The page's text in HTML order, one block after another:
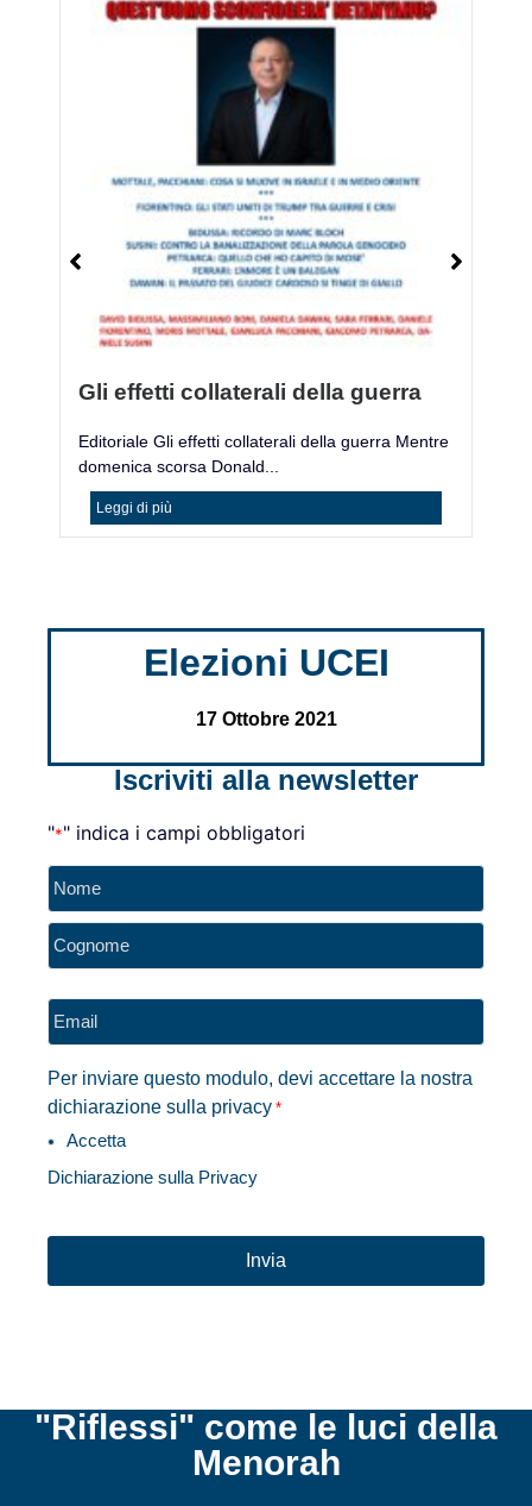
Gli effetti collaterali della guerra
Editoriale Gli effetti collaterali della guerra Mentre
domenica scorsa Donald...
Leggi di più
Elezioni UCEI
17 Ottobre 2021
Iscriviti alla newsletter
"*" indica i campi obbligatori
Nome
*
Email
*
Per inviare questo modulo, devi accettare la nostra
dichiarazione sulla privacy *
Accetta
Dichiarazione sulla Privacy
"Riflessi" come le luci della
Menorah